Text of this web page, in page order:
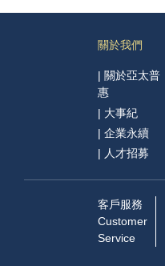
關於我們
| 關於亞太普
惠
| 大事紀
| 企業永續
| 人才招募
客戶服務
Customer
Service